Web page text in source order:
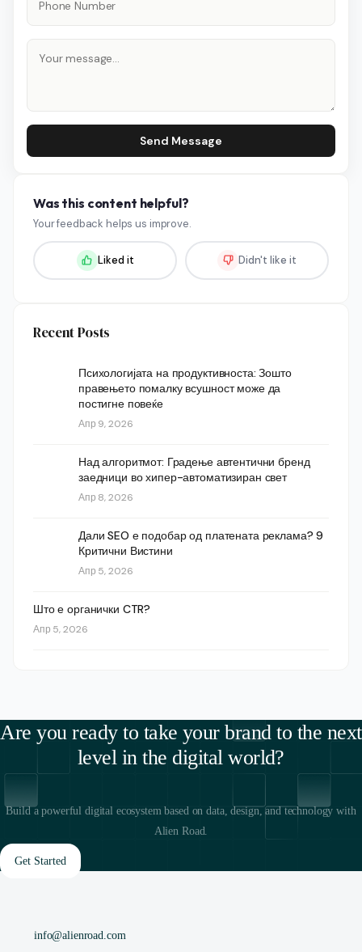
Send Message
Was this content helpful?
Your feedback helps us improve.
Liked it Didn't like it
Recent Posts
Психологијата на продуктивноста: Зошто
правењето помалку всушност може да
постигне повеќе
Апр 9, 2026
Над алгоритмот: Градење автентични бренд
заедници во хипер-автоматизиран свет
Апр 8, 2026
Дали SEO е подобар од платената реклама? 9
Критични Вистини
Апр 5, 2026
Што е органички CTR?
Апр 5, 2026
Are you ready to take your brand to the next
level in the digital world?
Build a powerful digital ecosystem based on data, design, and technology with
Alien Road.
Get Started
info@alienroad.com